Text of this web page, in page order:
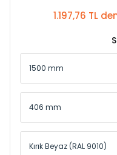
1.197,76 TL